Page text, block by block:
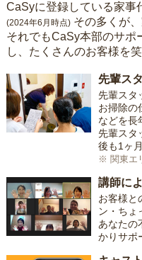
CaSyに登録している家事
(2024年6月時点) その多くが
それでもCaSy本部のサポ
し、たくさんのお客様を
先輩ス
先輩スタ
お掃除の
などを長
先輩スタ
後も1ヶ
※ 関東エ
講師に
お客様と
ン・ちょ
あなたの
かりサポ